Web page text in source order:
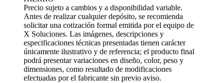
Precio sujeto a cambios y a disponibilidad variable.
Antes de realizar cualquier depósito, se recomienda
solicitar una cotización formal emitida por el equipo de
X Soluciones. Las imágenes, descripciones y
especificaciones técnicas presentadas tienen carácter
únicamente ilustrativo y de referencia; el producto final
podrá presentar variaciones en diseño, color, peso y
dimensiones, como resultado de modificaciones
efectuadas por el fabricante sin previo aviso.